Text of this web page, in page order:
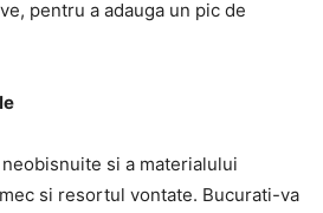
pentru a adauga un pic de
si a materialului
si resortul vontate. Bucurati-va